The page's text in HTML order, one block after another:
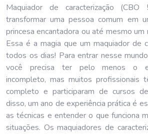
Maquiador de caracterização (CBO
transformar uma pessoa comum em
princesa encantadora ou até mesmo
Essa é a magia que um maquiador de
todos os dias! Para entrar nesse
você precisa ter pelo menos o
incompleto, mas muitos profissionais
completo e participaram de cursos
disso, um ano de experiência prática é
as técnicas e entender o que funciona
situações. Os maquiadores de